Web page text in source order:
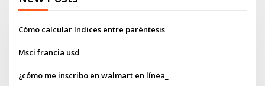
Cómo calcular índices entre paréntesis
Msci francia usd
¿cómo me inscribo en walmart en línea_